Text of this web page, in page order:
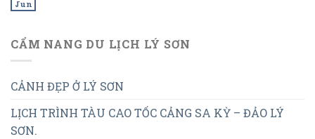
Jun
CẨM NANG DU LỊCH LÝ SƠN
CẢNH ĐẸP Ở LÝ SƠN
LỊCH TRÌNH TÀU CAO TỐC CẢNG SA KỲ – ĐẢO LÝ
SƠN.